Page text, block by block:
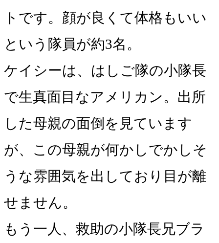
トです。顔が良くて体格もいい
という隊員が約3名。
ケイシーは、はしご隊の小隊長
で生真面目なアメリカン。出所
した母親の面倒を見ています
が、この母親が何かしでかしそ
うな雰囲気を出しており目が離
せません。
もう一人、救助の小隊長兄ブラ